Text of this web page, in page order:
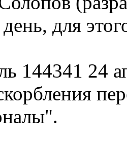
для
144341 24